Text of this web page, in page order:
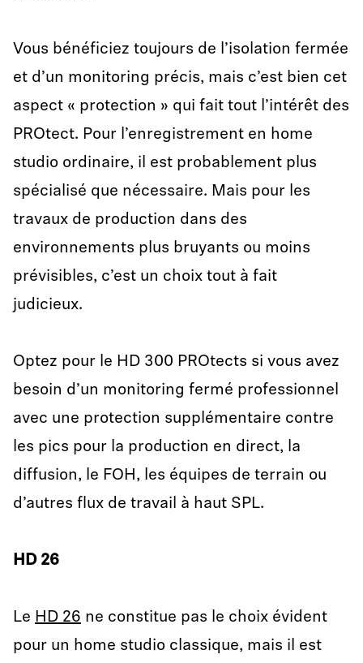
Vous bénéficiez toujours de l’isolation fermée
et d’un monitoring précis, mais c’est bien cet
aspect « protection » qui fait tout l’intérêt des
PROtect. Pour l’enregistrement en home
studio ordinaire, il est probablement plus
spécialisé que nécessaire. Mais pour les
travaux de production dans des
environnements plus bruyants ou moins
prévisibles, c’est un choix tout à fait
judicieux.
Optez pour le HD 300 PROtects si vous avez
besoin d’un monitoring fermé professionnel
avec une protection supplémentaire contre
les pics pour la production en direct, la
diffusion, le FOH, les équipes de terrain ou
d’autres flux de travail à haut SPL.
HD 26
Le HD 26 ne constitue pas le choix évident
pour un home studio classique, mais il est